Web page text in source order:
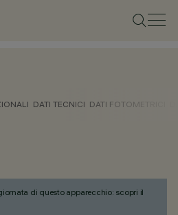
DATI TECNICI DATI FOTOMETRICI
di questo apparecchio: scopri il